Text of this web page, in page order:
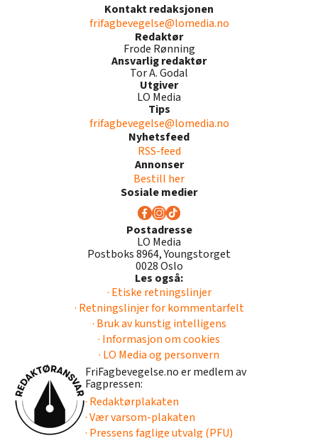
Kontakt redaksjonen
frifagbevegelse@lomedia.no
Redaktør
Frode Rønning
Ansvarlig redaktør
Tor A. Godal
Utgiver
LO Media
Tips
frifagbevegelse@lomedia.no
Nyhetsfeed
RSS-feed
Annonser
Bestill her
Sosiale medier
Postadresse
LO Media
Postboks 8964, Youngstorget
0028 Oslo
Les også:
· Etiske retningslinjer
· Retningslinjer for kommentarfelt
· Bruk av kunstig intelligens
· Informasjon om cookies
· LO Media og personvern
FriFagbevegelse.no er medlem av
Fagpressen:
· Redaktørplakaten
· Vær varsom-plakaten
· Pressens faglige utvalg (PFU)